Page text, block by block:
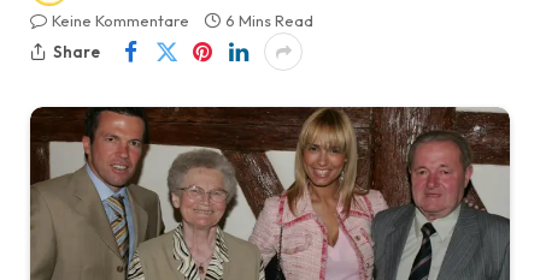
Keine Kommentare
6 Mins Read
Share